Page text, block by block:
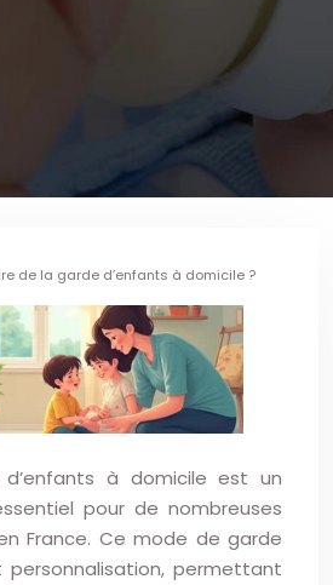
de la garde d’enfants à domicile ?
à domicile est un
pour de nombreuses
France. Ce mode de garde
permettant